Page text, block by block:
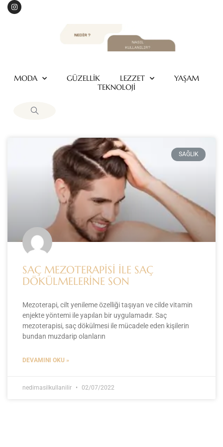
MODA GÜZELLİK LEZZET
YAŞAM
TEKNOLOJİ
SAĞLIK
SAÇ MEZOTERAPİSİ İLE SAÇ
DÖKÜLMELERİNE SON
Mezoterapi, cilt yenileme özelliği taşıyan ve cilde vitamin
enjekte yöntemi ile yapılan bir uygulamadır. Saç
mezoterapisi, saç dökülmesi ile mücadele eden kişilerin
bundan muzdarip olanların
DEVAMINI OKU »
nedirnasilkullanilir 02/07/2022